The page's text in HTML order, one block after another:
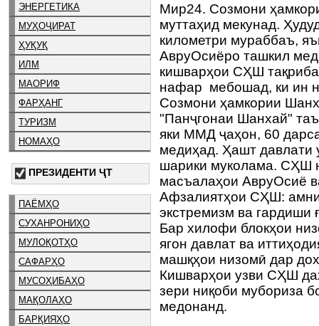
ЭНЕРГЕТИКА
МУҲОҶИРАТ
ҲУҚУҚ
ИЛМ
МАОРИФ
ФАРҲАНГ
ТУРИЗМ
НОМАҲО
ПРЕЗИДЕНТИ ҶТ
ПАЁМҲО
СУХАНРОНИҲО
МУЛОҚОТҲО
САФАРҲО
МУСОҲИБАҲО
МАҚОЛАҲО
БАРҚИЯҲО
Мир24. Созмони
муттаҳид мекунад.
километри мураббаъ,
АвруОсиёро ташкил
кишварҳои СҲШ
нафар мебошад, ки ин
Созмони ҳамкории
"Панҷгонаи Шанхай"
яки ММД ҷаҳон, 60
медиҳад. Ҳашт давлати
шарики муколама. СҲШ
масъалаҳои АвруОсиё
Афзалиятҳои СҲШ:
экстремизм ва гардиши
Бар хилофи блокҳои
ягон давлат ва
машқҳои низомӣ дар
Кишварҳои узви СҲШ
зери ниқоби мубориза
медонанд.